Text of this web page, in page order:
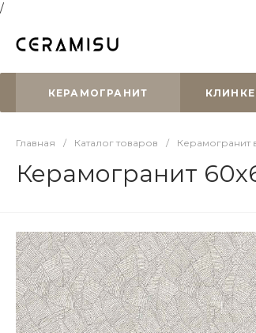
/
КЕРАМОГРАНИТ
Главная / Каталог товаров / Керамогранит
Керамогранит